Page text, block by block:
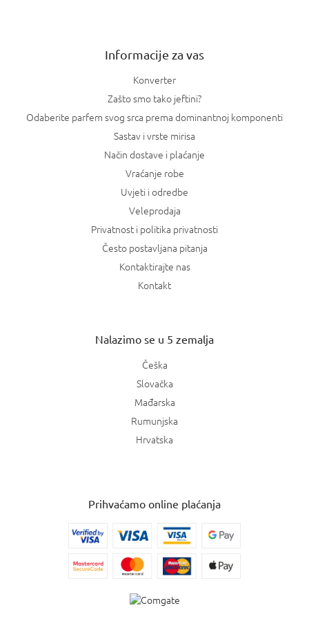
Informacije za vas
Konverter
Zašto smo tako jeftini?
Odaberite parfem svog srca prema dominantnoj komponenti
Sastav i vrste mirisa
Način dostave i plaćanje
Vraćanje robe
Uvjeti i odredbe
Veleprodaja
Privatnost i politika privatnosti
Često postavljana pitanja
Kontaktirajte nas
Kontakt
Nalazimo se u 5 zemalja
Češka
Slovačka
Mađarska
Rumunjska
Hrvatska
Prihvaćamo online plaćanja